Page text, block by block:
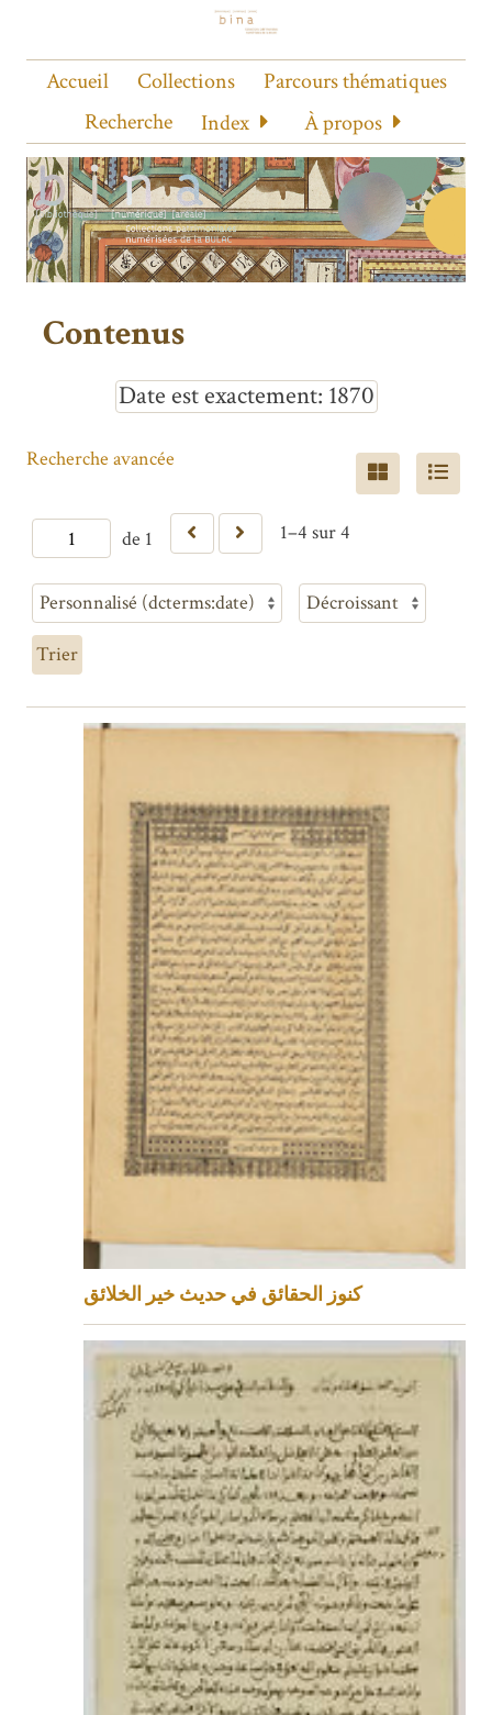
Accueil Collections
Parcours thématiques
Recherche
Index À propos
Contenus
Date est exactement 1870
de 1 1–4 sur 4
Recherche avancée
Trier
كنوز الحقائق في حديث خير الخلائق